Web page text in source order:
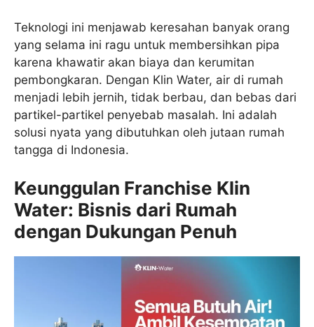
Teknologi ini menjawab keresahan banyak orang
yang selama ini ragu untuk membersihkan pipa
karena khawatir akan biaya dan kerumitan
pembongkaran. Dengan Klin Water, air di rumah
menjadi lebih jernih, tidak berbau, dan bebas dari
partikel-partikel penyebab masalah. Ini adalah
solusi nyata yang dibutuhkan oleh jutaan rumah
tangga di Indonesia.
Keunggulan Franchise Klin
Water: Bisnis dari Rumah
dengan Dukungan Penuh